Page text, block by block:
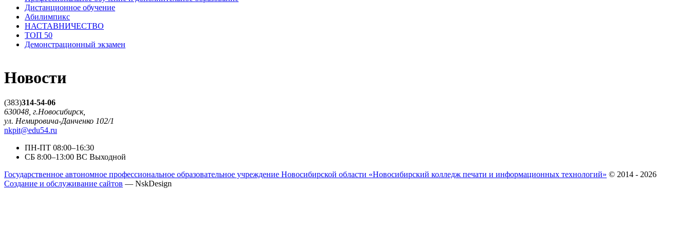
Дистанционное обучение
Абилимпикс
НАСТАВНИЧЕСТВО
ТОП 50
Демонстрационный экзамен
Новости
(383)314-54-06
630048, г.Новосибирск,
ул. Немировича-Данченко 102/1
nkpit@edu54.ru
ПН-ПТ 08:00–16:30
CБ 8:00–13:00 ВС Выходной
Государственное автономное профессиональное образовательное учреждение Новосибирской области «Новосибирский колледж печати и информационных технологий» © 2014 - 2026
Создание и обслуживание сайтов — NskDesign